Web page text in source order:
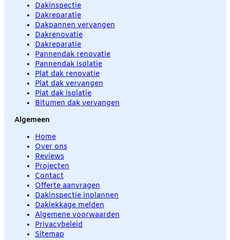
Dakinspectie
Dakreparatie
Dakpannen vervangen
Dakrenovatie
Dakreparatie
Pannendak renovatie
Pannendak isolatie
Plat dak renovatie
Plat dak vervangen
Plat dak isolatie
Bitumen dak vervangen
Algemeen
Home
Over ons
Reviews
Projecten
Contact
Offerte aanvragen
Dakinspectie inplannen
Daklekkage melden
Algemene voorwaarden
Privacybeleid
Sitemap